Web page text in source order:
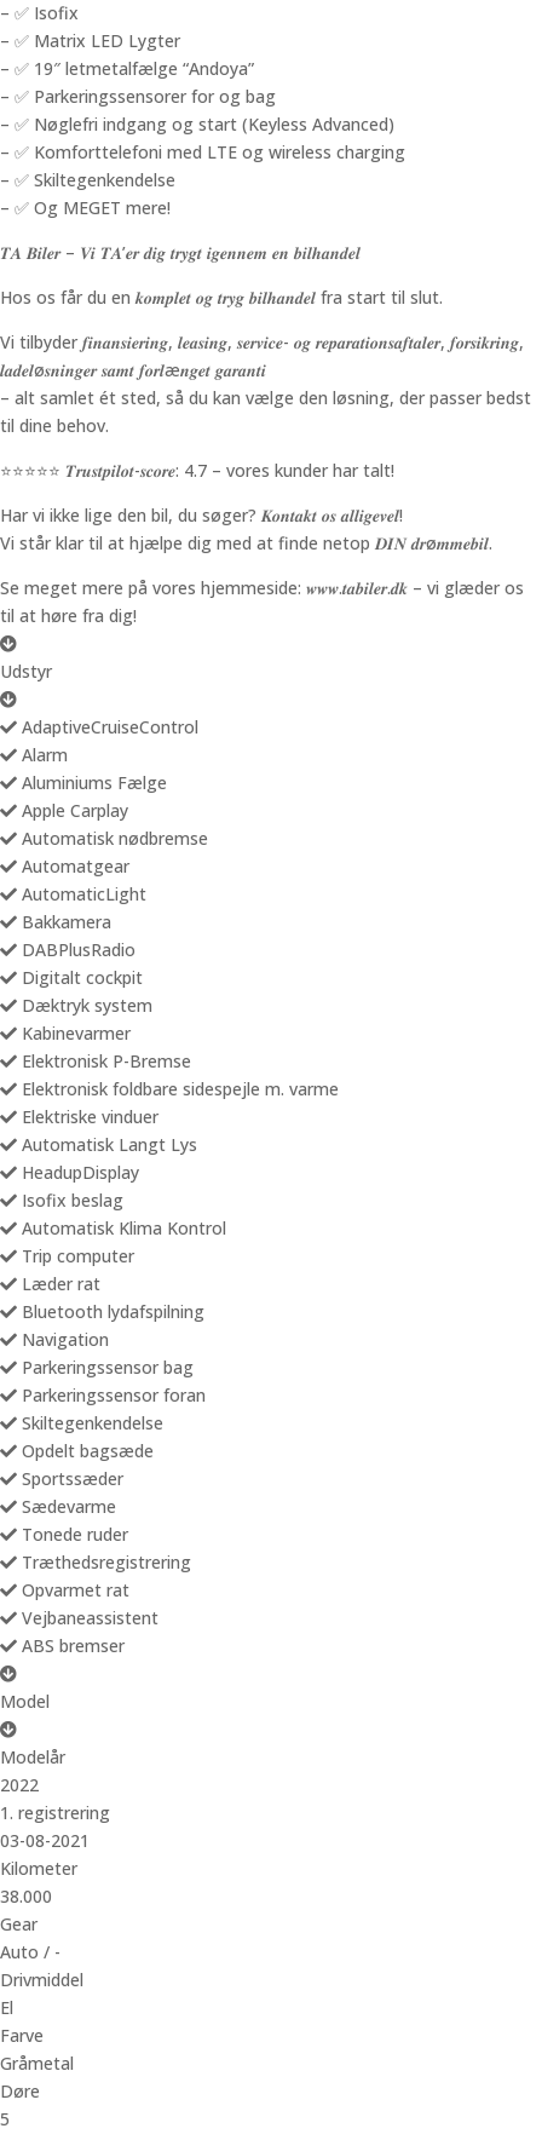
– ✅ Isofix
– ✅ Matrix LED Lygter
– ✅ 19″ letmetalfælge “Andoya”
– ✅ Parkeringssensorer for og bag
– ✅ Nøglefri indgang og start (Keyless Advanced)
– ✅ Komforttelefoni med LTE og wireless charging
– ✅ Skiltegenkendelse
– ✅ Og MEGET mere!
𝑻𝑨 𝑩𝒊𝒍𝒆𝒓 – 𝑽𝒊 𝑻𝑨’𝒆𝒓 𝒅𝒊𝒈 𝒕𝒓𝒚𝒈𝒕 𝒊𝒈𝒆𝒏𝒏𝒆𝒎 𝒆𝒏 𝒃𝒊𝒍𝒉𝒂𝒏𝒅𝒆𝒍
Hos os får du en 𝒌𝒐𝒎𝒑𝒍𝒆𝒕 𝒐𝒈 𝒕𝒓𝒚𝒈 𝒃𝒊𝒍𝒉𝒂𝒏𝒅𝒆𝒍 fra start til slut.
Vi tilbyder 𝒇𝒊𝒏𝒂𝒏𝒔𝒊𝒆𝒓𝒊𝒏𝒈, 𝒍𝒆𝒂𝒔𝒊𝒏𝒈, 𝒔𝒆𝒓𝒗𝒊𝒄𝒆- 𝒐𝒈 𝒓𝒆𝒑𝒂𝒓𝒂𝒕𝒊𝒐𝒏𝒔𝒂𝒇𝒕𝒂𝒍𝒆𝒓, 𝒇𝒐𝒓𝒔𝒊𝒌𝒓𝒊𝒏𝒈,
𝒍𝒂𝒅𝒆𝒍ø𝒔𝒏𝒊𝒏𝒈𝒆𝒓 𝒔𝒂𝒎𝒕 𝒇𝒐𝒓𝒍æ𝒏𝒈𝒆𝒕 𝒈𝒂𝒓𝒂𝒏𝒕𝒊
– alt samlet ét sted, så du kan vælge den løsning, der passer bedst
til dine behov.
⭐️⭐️⭐️⭐️⭐️ 𝑻𝒓𝒖𝒔𝒕𝒑𝒊𝒍𝒐𝒕-𝒔𝒄𝒐𝒓𝒆: 4.7 – vores kunder har talt!
Har vi ikke lige den bil, du søger? 𝑲𝒐𝒏𝒕𝒂𝒌𝒕 𝒐𝒔 𝒂𝒍𝒍𝒊𝒈𝒆𝒗𝒆𝒍!
Vi står klar til at hjælpe dig med at finde netop 𝑫𝑰𝑵 𝒅𝒓ø𝒎𝒎𝒆𝒃𝒊𝒍.
Se meget mere på vores hjemmeside: 𝒘𝒘𝒘.𝒕𝒂𝒃𝒊𝒍𝒆𝒓.𝒅𝒌 – vi glæder os
til at høre fra dig!
Udstyr
AdaptiveCruiseControl
Alarm
Aluminiums Fælge
Apple Carplay
Automatisk nødbremse
Automatgear
AutomaticLight
Bakkamera
DABPlusRadio
Digitalt cockpit
Dæktryk system
Kabinevarmer
Elektronisk P-Bremse
Elektronisk foldbare sidespejle m. varme
Elektriske vinduer
Automatisk Langt Lys
HeadupDisplay
Isofix beslag
Automatisk Klima Kontrol
Trip computer
Læder rat
Bluetooth lydafspilning
Navigation
Parkeringssensor bag
Parkeringssensor foran
Skiltegenkendelse
Opdelt bagsæde
Sportssæder
Sædevarme
Tonede ruder
Træthedsregistrering
Opvarmet rat
Vejbaneassistent
ABS bremser
Model
Modelår
2022
1. registrering
03-08-2021
Kilometer
38.000
Gear
Auto / -
Drivmiddel
El
Farve
Gråmetal
Døre
5